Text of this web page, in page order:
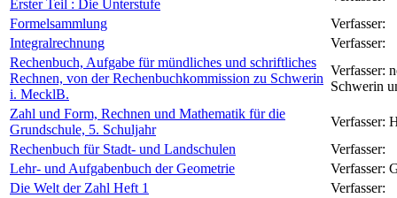
Erster Teil : Die Unterstufe
Formelsammlung
Verfasser:
Integralrechnung
Verfasser:
Rechenbuch, Aufgabe für mündliches und schriftliches
Rechnen, von der Rechenbuchkommission zu Schwerin
i. MecklB.
Verfasser:
Schwerin
Zahl und Form, Rechnen und Mathematik für die
Grundschule, 5. Schuljahr
Verfasser:
Rechenbuch für Stadt- und Landschulen
Verfasser:
Lehr- und Aufgabenbuch der Geometrie
Verfasser:
Die Welt der Zahl Heft 1
Verfasser: